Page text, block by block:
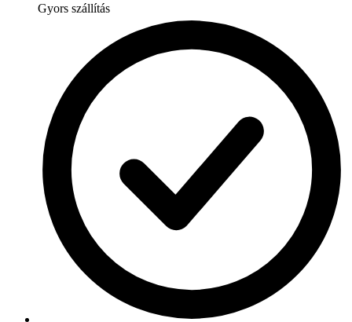
Gyors szállítás